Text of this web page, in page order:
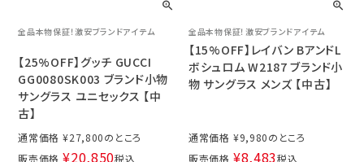
全品本物保証！激安ブランドアイテム
【25%OFF】グッチ GUCCI
GG0080SK003 ブランド小物
サングラス ユニセックス 【中
古】
通常価格 ¥27,800
販売価格 ¥20,850税込
全品本物保証！激安ブランドアイテム
【15%OFF】レイバン BアンドL
ボシュロム W2187 ブランド小
物 サングラス メンズ 【中古】
通常価格 ¥9,980
販売価格 ¥8,483税込